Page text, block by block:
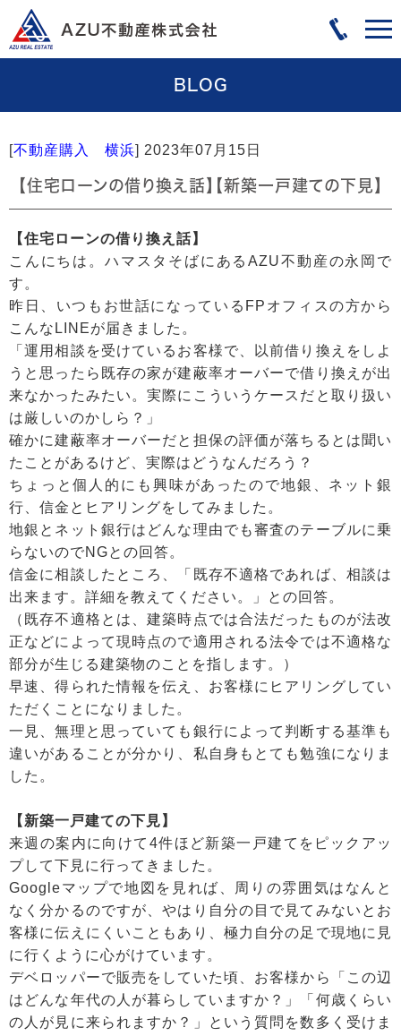
BLOG
[不動産購入 横浜] 2023年07月15日
【住宅ローンの借り換え話】【新築一戸建ての下見】
【住宅ローンの借り換え話】
こんにちは。ハマスタそばにあるAZU不動産の永岡で
す。
昨日、いつもお世話になっているFPオフィスの方から
こんなLINEが届きました。
「運用相談を受けているお客様で、以前借り換えをしよ
うと思ったら既存の家が建蔽率オーバーで借り換えが出
来なかったみたい。実際にこういうケースだと取り扱い
は厳しいのかしら？」
確かに建蔽率オーバーだと担保の評価が落ちるとは聞い
たことがあるけど、実際はどうなんだろう？
ちょっと個人的にも興味があったので地銀、ネット銀
行、信金とヒアリングをしてみました。
地銀とネット銀行はどんな理由でも審査のテーブルに乗
らないのでNGとの回答。
信金に相談したところ、「既存不適格であれば、相談は
出来ます。詳細を教えてください。」との回答。
（既存不適格とは、建築時点では合法だったものが法改
正などによって現時点ので適用される法令では不適格な
部分が生じる建築物のことを指します。）
早速、得られた情報を伝え、お客様にヒアリングしてい
ただくことになりました。
一見、無理と思っていても銀行によって判断する基準も
違いがあることが分かり、私自身もとても勉強になりま
した。
【新築一戸建ての下見】
来週の案内に向けて4件ほど新築一戸建てをピックアッ
プして下見に行ってきました。
Googleマップで地図を見れば、周りの雰囲気はなんと
なく分かるのですが、やはり自分の目で見てみないとお
客様に伝えにくいこともあり、極力自分の足で現地に見
に行くように心がけています。
デベロッパーで販売をしていた頃、お客様から「この辺
はどんな年代の人が暮らしていますか？」「何歳くらい
の人が見に来られますか？」という質問を数多く受けま